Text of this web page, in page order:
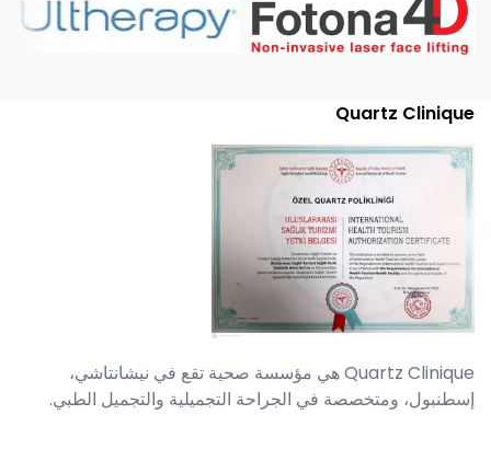
Quartz Clinique
Quartz Clinique هي مؤسسة صحية تقع في نيشانتاشي،
إسطنبول، ومتخصصة في الجراحة التجميلية والتجميل الطبي.